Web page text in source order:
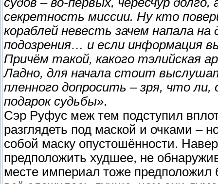
секретность миссии. Ну кто
кораблей невесть зачем напала
подозрения… и если информация
Причём такой, какого тэлийская
Ладно, для начала стоит
пленного допросить – зря, что ли,
подарок судьбы».
Сэр Руфус меж тем подступил
разглядеть под маской и очками –
собой маску опустошённости.
предположить худшее, не
месте империал тоже